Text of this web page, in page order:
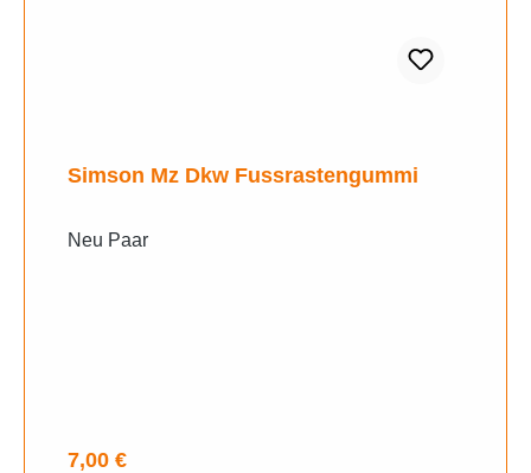
Simson Mz Dkw Fussrastengummi
Neu Paar
Regulärer Preis:
7,00 €